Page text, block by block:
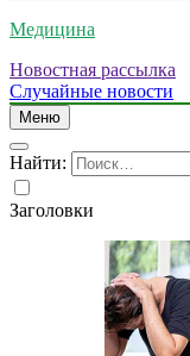
Медицина
Новостная рассылка
Случайные новости
Меню
Найти:
Заголовки